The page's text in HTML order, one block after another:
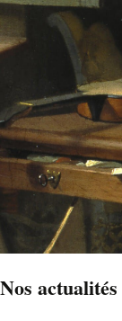
Nos actualités